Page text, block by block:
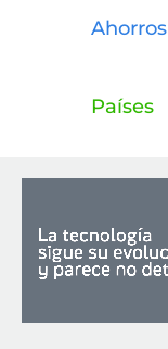
Ahorros
Países